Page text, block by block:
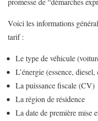
Voici les informations
tarif :
Le type de véhicule
L’énergie (essence,
La puissance fiscale (CV)
La région de résidence
La date de première mise